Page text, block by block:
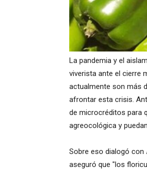
La pandemia y el
viverista ante el cierre
actualmente son más
afrontar esta crisis.
de microcréditos para
agreocológica y
Sobre eso dialogó con
aseguró que "los